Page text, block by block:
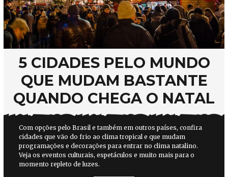
5 CIDADES PELO MUNDO
QUE MUDAM BASTANTE
QUANDO CHEGA O NATAL
Com opções pelo Brasil e também em outros países, confira
cidades que vão do frio ao clima tropical e que mudam
programações e decorações para entrar no clima natalino.
Veja os eventos culturais, espetáculos e muito mais para o
momento repleto de luzes.